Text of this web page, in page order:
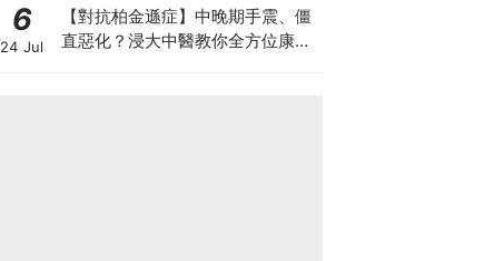
6
24 Jul
【對抗柏金遜症】中晚期手震、僵
直惡化？浸大中醫教你全方位康復